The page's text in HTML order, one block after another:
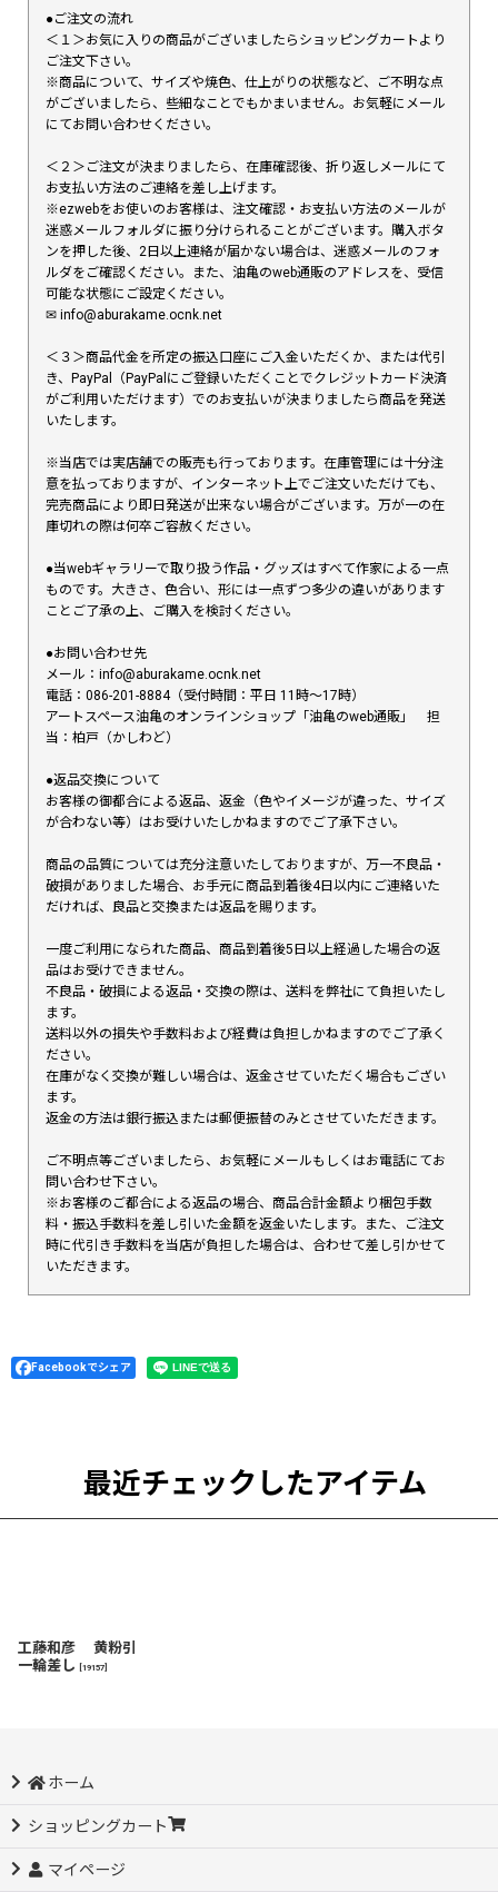
●ご注文の流れ
＜１＞お気に入りの商品がございましたらショッピングカートより
ご注文下さい。
※商品について、サイズや焼色、仕上がりの状態など、ご不明な点
がございましたら、些細なことでもかまいません。お気軽にメール
にてお問い合わせください。
＜２＞ご注文が決まりましたら、在庫確認後、折り返しメールにて
お支払い方法のご連絡を差し上げます。
※ezwebをお使いのお客様は、注文確認・お支払い方法のメールが
迷惑メールフォルダに振り分けられることがございます。購入ボタ
ンを押した後、2日以上連絡が届かない場合は、迷惑メールのフォ
ルダをご確認ください。また、油亀のweb通販のアドレスを、受信
可能な状態にご設定ください。
✉︎ info@aburakame.ocnk.net
＜３＞商品代金を所定の振込口座にご入金いただくか、または代引
き、PayPal（PayPalにご登録いただくことでクレジットカード決済
がご利用いただけます）でのお支払いが決まりましたら商品を発送
いたします。
※当店では実店舗での販売も行っております。在庫管理には十分注
意を払っておりますが、インターネット上でご注文いただけても、
完売商品により即日発送が出来ない場合がございます。万が一の在
庫切れの際は何卒ご容赦ください。
●当webギャラリーで取り扱う作品・グッズはすべて作家による一点
ものです。大きさ、色合い、形には一点ずつ多少の違いがあります
ことご了承の上、ご購入を検討ください。
●お問い合わせ先
メール：info@aburakame.ocnk.net
電話：086-201-8884（受付時間：平日 11時〜17時）
アートスペース油亀のオンラインショップ「油亀のweb通販」 担
当：柏戸（かしわど）
●返品交換について
お客様の御都合による返品、返金（色やイメージが違った、サイズ
が合わない等）はお受けいたしかねますのでご了承下さい。
商品の品質については充分注意いたしておりますが、万一不良品・
破損がありました場合、お手元に商品到着後4日以内にご連絡いた
だければ、良品と交換または返品を賜ります。
一度ご利用になられた商品、商品到着後5日以上経過した場合の返
品はお受けできません。
不良品・破損による返品・交換の際は、送料を弊社にて負担いたし
ます。
送料以外の損失や手数料および経費は負担しかねますのでご了承く
ださい。
在庫がなく交換が難しい場合は、返金させていただく場合もござい
ます。
返金の方法は銀行振込または郵便振替のみとさせていただきます。
ご不明点等ございましたら、お気軽にメールもしくはお電話にてお
問い合わせ下さい。
※お客様のご都合による返品の場合、商品合計金額より梱包手数
料・振込手数料を差し引いた金額を返金いたします。また、ご注文
時に代引き手数料を当店が負担した場合は、合わせて差し引かせて
いただきます。
Facebookでシェア
最近チェックしたアイテム
工藤和彦 黄粉引
一輪差し
19157
ホーム
ショッピングカート
マイページ